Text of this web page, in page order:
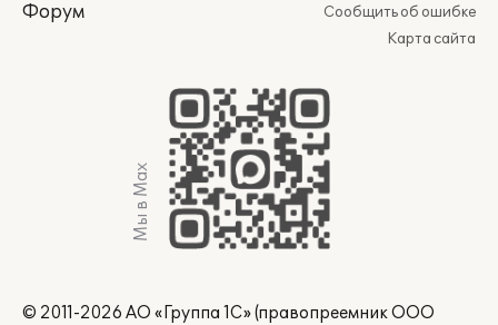
Форум
Сообщить об ошибке
Карта сайта
Мы в Max
© 2011-2026 АО «Группа 1С» (правопреемник ООО